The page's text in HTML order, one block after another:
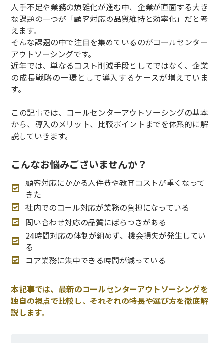
人手不足や業務の煩雑化が進む中、企業が直面する大き
な課題の一つが「顧客対応の品質維持と効率化」だと考
えます。
そんな課題の中で注目を集めているのがコールセンター
アウトソーシングです。
近年では、単なるコスト削減手段としてではなく、企業
の成長戦略の一環として導入するケースが増えていま
す。
この記事では、コールセンターアウトソーシングの基本
から、導入のメリット、比較ポイントまでを体系的に解
説していきます。
こんなお悩みございませんか？
顧客対応にかかる人件費や教育コストが重くなって
きた
社内でのコール対応が業務の負担になっている
問い合わせ対応の品質にばらつきがある
24時間対応の体制が組めず、機会損失が発生してい
る
コア業務に集中できる時間が減っている
本記事では、最新のコールセンターアウトソーシングを
独自の視点で比較し、それぞれの特長や選び方を徹底解
説します。